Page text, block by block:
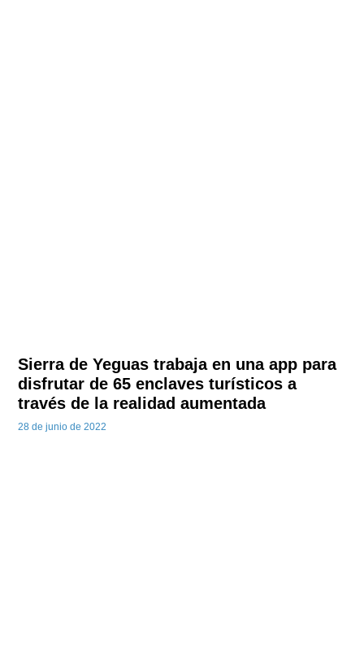
Sierra de Yeguas trabaja en una app para
disfrutar de 65 enclaves turísticos a
través de la realidad aumentada
28 de junio de 2022